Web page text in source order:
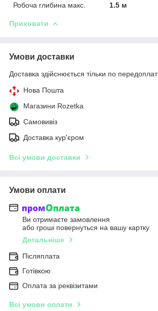
Робоча глибина макс.
1.5 м
Приховати
Умови доставки
Доставка здійснюється тільки по
Нова Пошта
Магазини Rozetka
Самовивіз
Доставка кур'єром
Всі умови доставки
Умови оплати
Ви отримаєте замовлення
або гроші повернуться на вашу картку
Детальніше
Післяплата
Готівкою
Оплата за реквізитами
Всі умови оплати